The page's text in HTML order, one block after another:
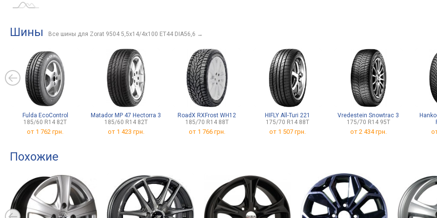
Шины Все шины для Zorat 9504 5,5x14/4x100 ET44 DIA56,6 →
Fulda EcoControl
185/60 R14 82T
от 1 762 грн.
Matador MP 47 Hectorra 3
185/60 R14 82T
от 1 423 грн.
RoadX RXFrost WH12
185/70 R14 88T
от 1 766 грн.
HIFLY All-Turi 221
175/70 R14 88T
от 1 507 грн.
Vredestein Snowtrac 3
175/70 R14 95T
от 2 434 грн.
Похожие